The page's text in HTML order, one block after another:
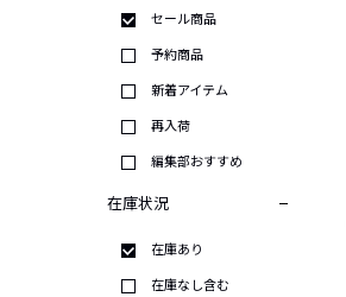
セール商品
予約商品
新着アイテム
再入荷
編集部おすすめ
在庫状況
在庫あり
在庫なし含む